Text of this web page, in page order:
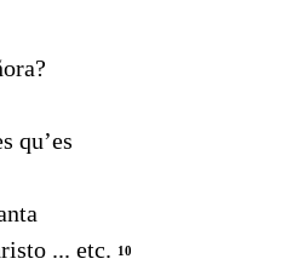
qu’es
... etc. 10